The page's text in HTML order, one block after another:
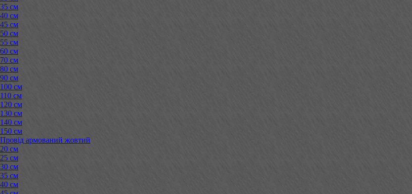
35 см
40 см
45 см
50 см
55 см
60 см
70 см
80 см
90 см
100 см
110 см
120 см
130 см
140 см
150 см
Провід армований жовтий
20 см
25 см
30 см
35 см
40 см